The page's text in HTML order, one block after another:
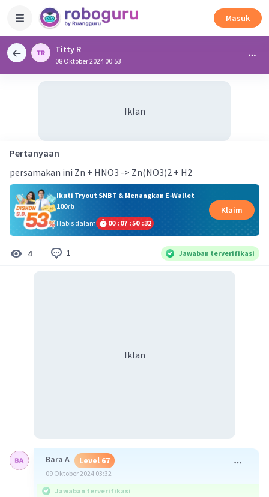
Masuk
Titty R
08 Oktober 2024 00:53
Iklan
Pertanyaan
persamakan ini Zn + HNO3 -> Zn(NO3)2 + H2
Ikuti Tryout SNBT & Menangkan E-Wallet
100rb
Habis dalam
00 :07 :50 :31
Klaim
4 1 Jawaban terverifikasi
Iklan
Bara A Level 67
09 Oktober 2024 03:32
Jawaban terverifikasi